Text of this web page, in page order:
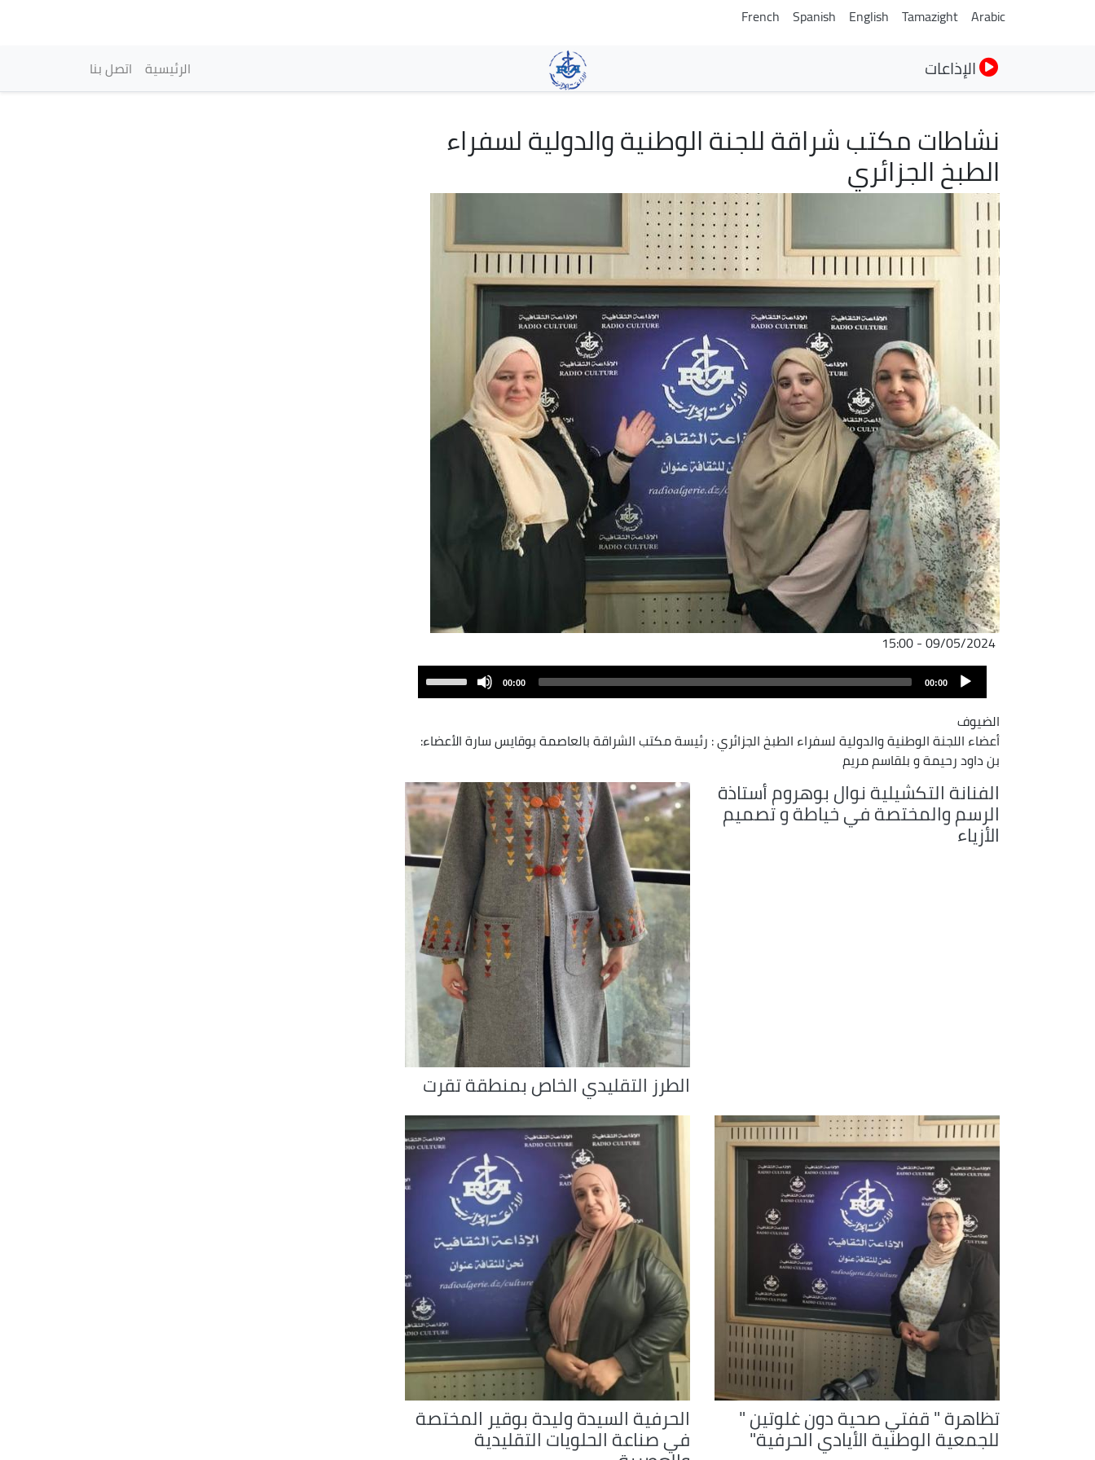
Arabic
Tamazight
English
Spanish
French
الإذاعات principale
الرئيسية اتصل بنا
نشاطات مكتب شراقة للجنة الوطنية والدولية لسفراء
الطبخ الجزائري
الصورة
09/05/2024 - 15:00
Audio
Player
00:00
00:00
or
decrease
volume.
الضيوف
أعضاء اللجنة الوطنية والدولية لسفراء الطبخ الجزائري : رئيسة مكتب الشراقة بالعاصمة بوقايس سارة الأعضاء:
بن داود رحيمة و بلقاسم مريم
الفنانة التكشيلية نوال بوهروم أستاذة
الرسم والمختصة في خياطة و تصميم
الأزياء
الطرز التقليدي الخاص بمنطقة تقرت
تظاهرة " قفتي صحية دون غلوتين "
للجمعية الوطنية الأيادي الحرفية"
الحرفية السيدة وليدة بوقير المختصة
في صناعة الحلويات التقليدية